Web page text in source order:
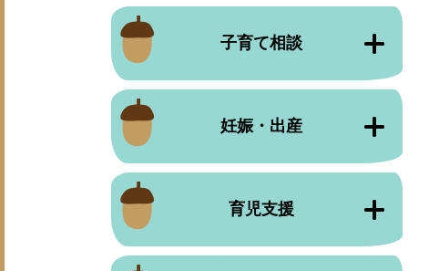
子育て相談
妊娠・出産
育児支援